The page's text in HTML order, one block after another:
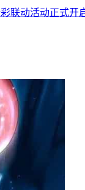
联动活动正式